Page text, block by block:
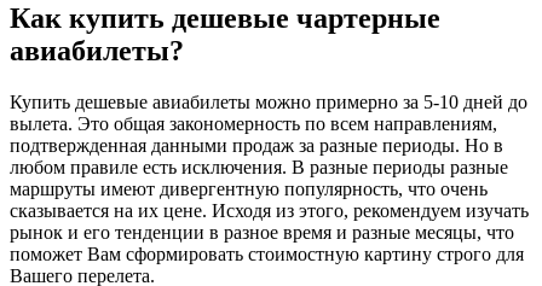
Как купить дешевые чартерные
авиабилеты?
Купить дешевые авиабилеты можно примерно за 5-10 дней до
вылета. Это общая закономерность по всем направлениям,
подтвержденная данными продаж за разные периоды. Но в
любом правиле есть исключения. В разные периоды разные
маршруты имеют дивергентную популярность, что очень
сказывается на их цене. Исходя из этого, рекомендуем изучать
рынок и его тенденции в разное время и разные месяцы, что
поможет Вам сформировать стоимостную картину строго для
Вашего перелета.